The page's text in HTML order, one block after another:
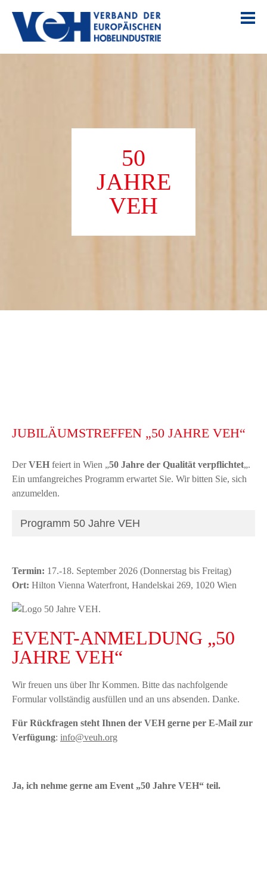
50
JAHRE
VEH
JUBILÄUMSTREFFEN „50 JAHRE VEH“
DerVEH feiert in Wien „50 Jahre der Qualität verpflichtet„.
Ein umfangreiches Programm erwartet Sie. Wir bitten Sie, sich
anzumelden.
Programm 50 Jahre VEH
Termin: 17.-18. September 2026 (Donnerstag bis Freitag)
Ort: Hilton Vienna Waterfront, Handelskai 269, 1020 Wien
EVENT-ANMELDUNG „50
JAHRE VEH“
Wir freuen uns über Ihr Kommen. Bitte das nachfolgende
Formular vollständig ausfüllen und an uns absenden. Danke.
Für Rückfragen steht Ihnen der VEH gerne per E-Mail zur
Verfügung: info@veuh.org
Ja, ich nehme gerne am Event „50 Jahre VEH“ teil.